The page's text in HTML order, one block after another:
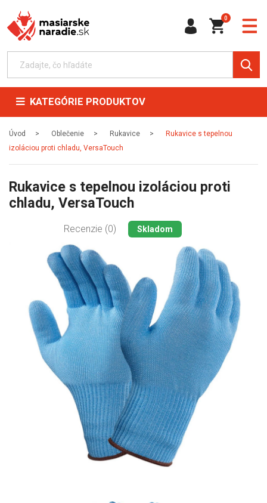
0
KATEGÓRIE PRODUKTOV
Úvod Oblečenie Rukavice
Rukavice s tepelnou
izoláciou proti chladu, VersaTouch
Rukavice s tepelnou izoláciou proti
chladu, VersaTouch
Recenzie (0) Skladom